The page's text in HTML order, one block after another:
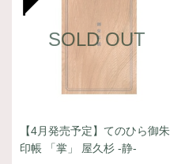
SOLD OUT
【4月発売予定】てのひら御朱
印帳 「掌」 屋久杉 -静-